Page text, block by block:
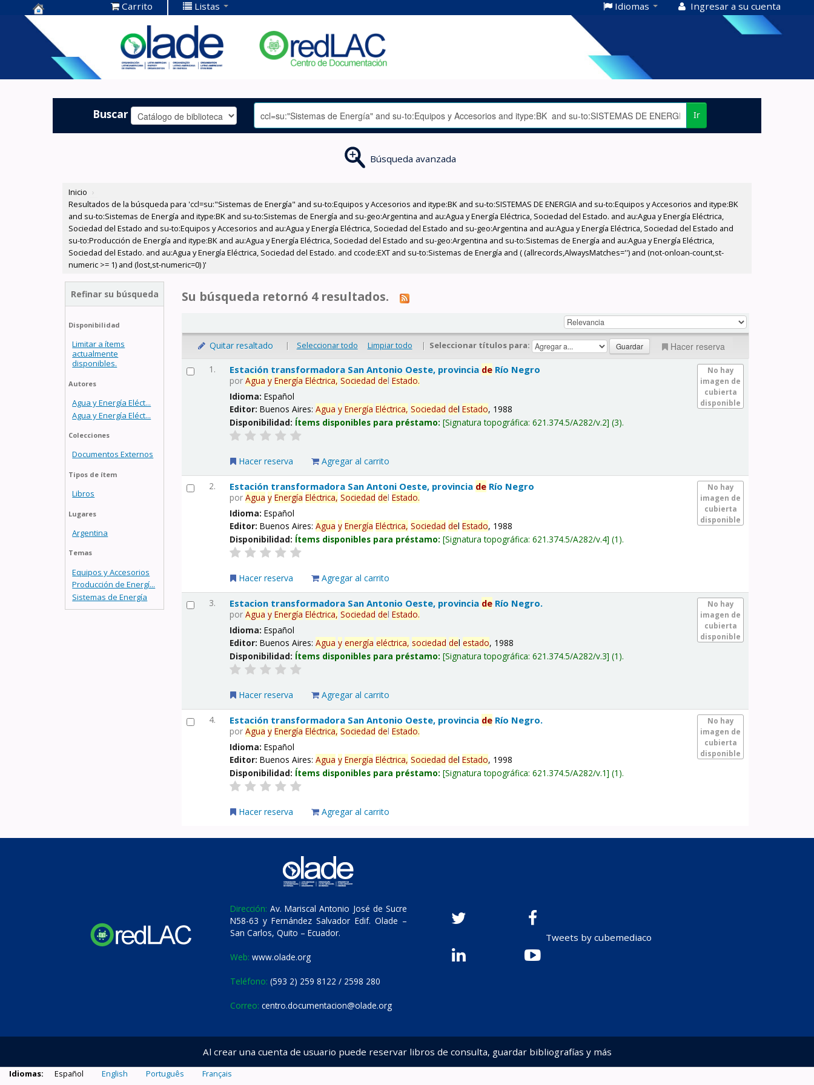
Centro de
Documentación
OLADE -
Carrito Listas Idiomas Ingresar a su cuenta
Buscar Ir
Búsqueda avanzada
Inicio ›
Resultados de la búsqueda para 'ccl=su:"Sistemas de Energía" and su-to:Equipos y Accesorios and itype:BK and su-to:SISTEMAS DE ENERGIA and su-to:Equipos y Accesorios and itype:BK
and su-to:Sistemas de Energía and itype:BK and su-to:Sistemas de Energía and su-geo:Argentina and au:Agua y Energía Eléctrica, Sociedad del Estado. and au:Agua y Energía Eléctrica,
Sociedad del Estado and su-to:Equipos y Accesorios and au:Agua y Energía Eléctrica, Sociedad del Estado and su-geo:Argentina and au:Agua y Energía Eléctrica, Sociedad del Estado and
su-to:Producción de Energía and itype:BK and au:Agua y Energía Eléctrica, Sociedad del Estado and su-geo:Argentina and su-to:Sistemas de Energía and au:Agua y Energía Eléctrica,
Sociedad del Estado. and au:Agua y Energía Eléctrica, Sociedad del Estado. and ccode:EXT and su-to:Sistemas de Energía and ( (allrecords,AlwaysMatches='') and (not-onloan-count,st-
numeric >= 1) and (lost,st-numeric=0) )'
Refinar su búsqueda
Disponibilidad
Limitar a ítems
actualmente
disponibles.
Autores
Agua y Energía Eléct...
Agua y Energía Eléct...
Colecciones
Documentos Externos
Tipos de ítem
Libros
Lugares
Argentina
Temas
Equipos y Accesorios
Producción de Energí...
Sistemas de Energía
Su búsqueda retornó 4 resultados.
Quitar resaltado | Seleccionar todo Limpiar todo | Seleccionar títulos para: Hacer reserva
1.
No hay
imagen de
cubierta
disponible
Estación transformadora San Antonio Oeste, provincia de Río Negro
porAgua y Energía Eléctrica, Sociedad delEstado.
Idioma:Español
Editor:Buenos Aires:Agua y Energía Eléctrica, Sociedad delEstado, 1988
Disponibilidad: Ítems disponibles para préstamo: Signatura topográfica:621.374.5/A282/v.2 (3).
Hacer reserva Agregar al carrito
2.
No hay
imagen de
cubierta
disponible
Estación transformadora San Antoni Oeste, provincia de Río Negro
porAgua y Energía Eléctrica, Sociedad delEstado.
Idioma:Español
Editor:Buenos Aires:Agua y Energía Eléctrica, Sociedad delEstado, 1988
Disponibilidad: Ítems disponibles para préstamo: Signatura topográfica:621.374.5/A282/v.4 (1).
Hacer reserva Agregar al carrito
3.
No hay
imagen de
cubierta
disponible
Estacion transformadora San Antonio Oeste, provincia de Río Negro.
porAgua y Energía Eléctrica, Sociedad delEstado.
Idioma:Español
Editor:Buenos Aires:Agua y energía eléctrica, sociedad delestado, 1988
Disponibilidad: Ítems disponibles para préstamo: Signatura topográfica:621.374.5/A282/v.3 (1).
Hacer reserva Agregar al carrito
4.
No hay
imagen de
cubierta
disponible
Estación transformadora San Antonio Oeste, provincia de Río Negro.
porAgua y Energía Eléctrica, Sociedad delEstado.
Idioma:Español
Editor:Buenos Aires:Agua y Energía Eléctrica, Sociedad delEstado, 1998
Disponibilidad: Ítems disponibles para préstamo: Signatura topográfica:621.374.5/A282/v.1 (1).
Hacer reserva Agregar al carrito
Dirección: Av. Mariscal Antonio José de Sucre
N58-63 y Fernández Salvador Edif. Olade –
San Carlos, Quito – Ecuador.
Web: www.olade.org
Teléfono: (593 2) 259 8122 / 2598 280
Correo: centro.documentacion@olade.org
Tweets by cubemediaco
Al crear una cuenta de usuario puede reservar libros de consulta, guardar bibliografías y más
Idiomas: Español English Português Français